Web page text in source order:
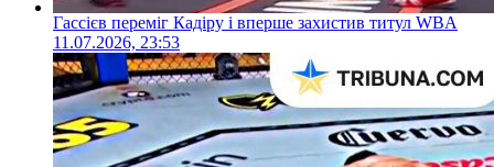
Гассієв переміг Кадіру і вперше захистив титул WBA
11.07.2026, 23:53